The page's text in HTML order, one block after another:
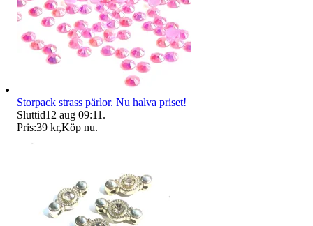
Storpack strass pärlor. Nu halva priset!
Sluttid12 aug 09:11 .
Pris:39 kr,Köp nu.